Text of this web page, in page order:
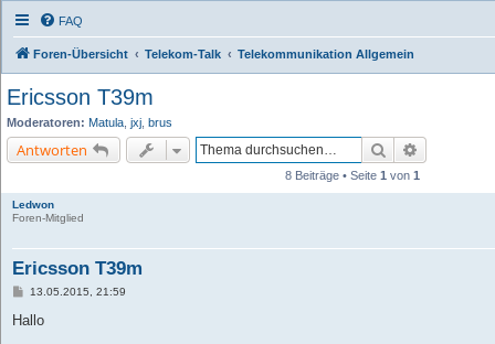
FAQ
Foren-Übersicht Telekom-Talk Telekommunikation Allgemein
Ericsson T39m
Moderatoren: Matula jxj brus
Antworten Suche
8 Beiträge • Seite 1 von 1
Ledwon
Foren-Mitglied
Ericsson T39m
B
i
13.05.2015, 21:59
Hallo